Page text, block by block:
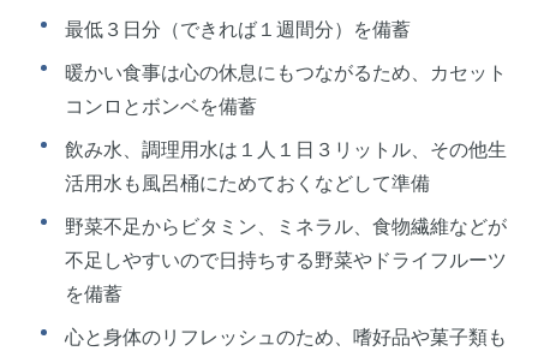
最低３日分（できれば１週間分）を備蓄
暖かい食事は心の休息にもつながるため、カセット
コンロとボンベを備蓄
飲み水、調理用水は１人１日３リットル、その他生
活用水も風呂桶にためておくなどして準備
野菜不足からビタミン、ミネラル、食物繊維などが
不足しやすいので日持ちする野菜やドライフルーツ
を備蓄
心と身体のリフレッシュのため、嗜好品や菓子類も